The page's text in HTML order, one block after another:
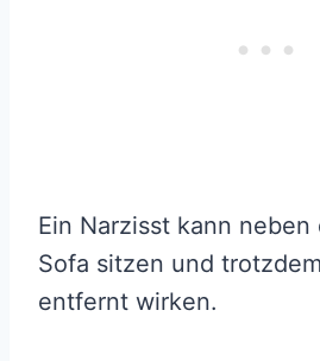
Ein Narzisst kann neben
Sofa sitzen und
entfernt wirken.